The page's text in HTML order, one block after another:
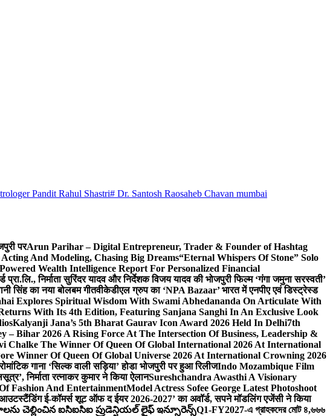
Pandit Rahul Shastri# Dr. Santosh Raosaheb Chavan mumbai
परArun Parihar – Digital Entrepreneur, Trader & Founder of Hashtag
And Modeling, Chasing Big Dreams“Eternal Whispers Of Stone” Solo
Wealth Intelligence Report For Personalized Financial
प्रा.लि., निर्माता सुरिंदर यादव और निर्देशक विजय यादव की भोजपुरी फिल्म ‘गंगा जमुना सरस्वती’
सिंह का नया बोलबम गीतवीकेडीएल ग्रुप का ‘NPA Bazaar’ भारत में एनपीए एवं डिस्ट्रेस्ड
Explores Spiritual Wisdom With Swami Abhedananda On Articulate With
With Its 4th Edition, Featuring Sanjana Sanghi In An Exclusive Look
Kalyanji Jana’s 5th Bharat Gaurav Icon Award 2026 Held In Delhi7th
– Bihar 2026 A Rising Force At The Intersection Of Business, Leadership &
Chalke The Winner Of Queen Of Global International 2026 At International
Winner Of Queen Of Global Universe 2026 At International Crowning 2026
गाना ‘सिल्क वाली सड़िया’ होडा भोजपुरी पर हुआ रिलीजIndo Mozambique Film
निर्माता रत्नाकर कुमार ने किया ऐलानSureshchandra Awasthi A Visionary
Fashion And EntertainmentModel Actress Sofee George Latest Photoshoot
‘आउटस्टैंडिंग ई-कॉमर्स शूट ऑफ द ईयर 2026-2027’ का अवॉर्ड, सपने मॉडलिंग एजेंसी ने किया
చెల్లించిన ఐసిఐసిఐ ప్రుడెన్షియల్ లైఫ్ ఇన్సూరెన్స్Q1-FY2027-এ গ্রাহকদের মোট ৪,৬৬৬